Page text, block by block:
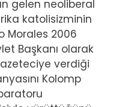
gelen neoliberal
katolisizminin
Morales 2006
Başkanı olarak
verdiği
Kolomp